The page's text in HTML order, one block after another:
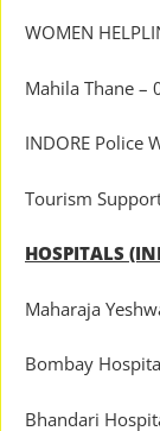
WOMEN
Mahila Thane –
INDORE Police
Tourism
HOSPITALS
Maharaja
Bombay
Bhandari